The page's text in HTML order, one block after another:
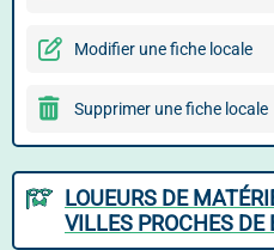
Modifier une fiche locale
Supprimer une fiche locale
LOUEURS DE
VILLES PROCHES DE